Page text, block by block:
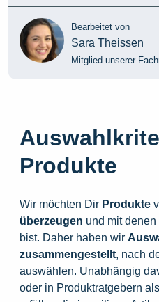
Bearbeitet von
Sara Theissen
Mitglied unserer
Produkte
Wir möchten Dir Produkte
überzeugen und mit
bist. Daher haben wir
zusammengestellt, nach
auswählen. Unabhängig
oder in Produktratgebern